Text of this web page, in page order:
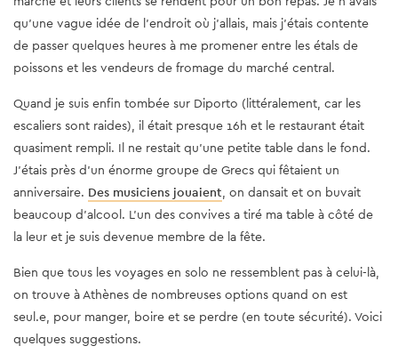
qu’une vague idée de l’endroit où j’allais, mais j’étais contente
de passer quelques heures à me promener entre les étals de
poissons et les vendeurs de fromage du marché central.
Quand je suis enfin tombée sur Diporto (littéralement, car les
escaliers sont raides), il était presque 16h et le restaurant était
quasiment rempli. Il ne restait qu’une petite table dans le fond.
J’étais près d’un énorme groupe de Grecs qui fêtaient un
anniversaire. Des musiciens jouaient, on dansait et on buvait
beaucoup d’alcool. L’un des convives a tiré ma table à côté de
la leur et je suis devenue membre de la fête.
Bien que tous les voyages en solo ne ressemblent pas à celui-là,
on trouve à Athènes de nombreuses options quand on est
seul.e, pour manger, boire et se perdre (en toute sécurité). Voici
quelques suggestions.